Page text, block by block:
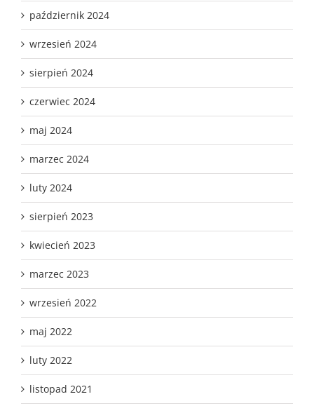
październik 2024
wrzesień 2024
sierpień 2024
czerwiec 2024
maj 2024
marzec 2024
luty 2024
sierpień 2023
kwiecień 2023
marzec 2023
wrzesień 2022
maj 2022
luty 2022
listopad 2021